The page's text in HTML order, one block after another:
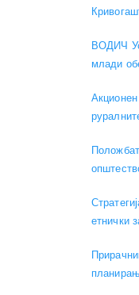
ВОДИЧ
млади
етнички